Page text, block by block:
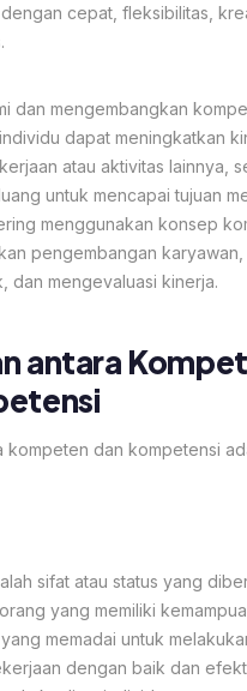
cepat, fleksibilitas,
dan mengembangkan
dapat meningkatkan
atau aktivitas lainnya,
untuk mencapai tujuan
menggunakan konsep
pengembangan
dan mengevaluasi kinerja.
antara
kompeten dan kompetensi
sifat atau status yang
yang memiliki
memadai untuk
dengan baik dan